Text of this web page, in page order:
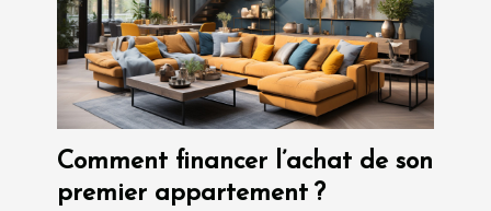
Comment financer l’achat de son
premier appartement ?